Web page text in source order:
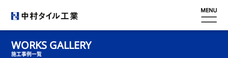
ホーム
WORKS GALLERY
施工事例一覧